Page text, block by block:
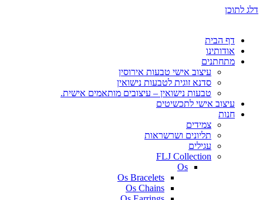
דלג לתוכן
דף הבית
אודותינו
מתחתנים
עיצוב אישי טבעות אירוסין
סדנא זוגית לטבעות נישואין
טבעות נישואין – עיצובים מותאמים אישית.
עיצוב אישי לתכשיטים
חנות
צמידים
תליונים ושרשראות
עגילים
FLJ Collection
Os
Os Bracelets
Os Chains